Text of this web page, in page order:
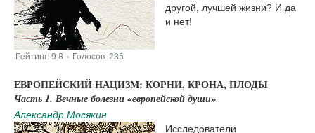
Рейтинг: 9.8 Голосов: 235
другой, лучшей жизни? И да
и нет!
ЕВРОПЕЙСКИЙ НАЦИЗМ: КОРНИ, КРОНА, ПЛОДЫ
Часть 1. Вечные болезни «европейской души»
Александр Мосякин
Исследователи